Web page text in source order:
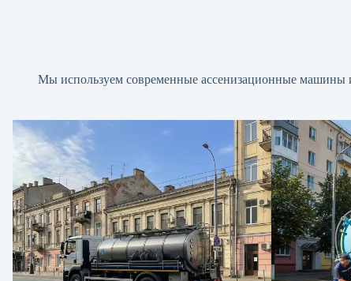
Мы используем современные ассенизационные машины